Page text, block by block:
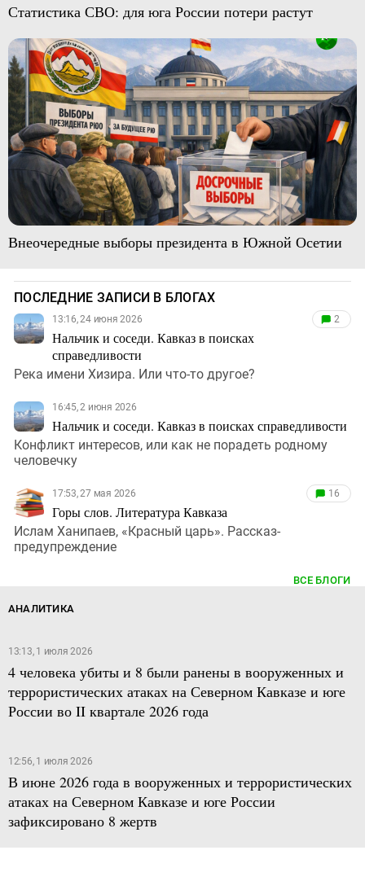
Статистика СВО: для юга России потери растут
Внеочередные выборы президента в Южной Осетии
ПОСЛЕДНИЕ ЗАПИСИ В БЛОГАХ
13:16, 24 июня 2026
Нальчик и соседи. Кавказ в поисках
справедливости
2
Река имени Хизира. Или что-то другое?
16:45, 2 июня 2026
Нальчик и соседи. Кавказ в поисках справедливости
Конфликт интересов, или как не порадеть родному
человечку
17:53, 27 мая 2026
Горы слов. Литература Кавказа
16
Ислам Ханипаев, «Красный царь». Рассказ-
предупреждение
ВСЕ БЛОГИ
АНАЛИТИКА
13:13, 1 июля 2026
4 человека убиты и 8 были ранены в вооруженных и
террористических атаках на Северном Кавказе и юге
России во II квартале 2026 года
12:56, 1 июля 2026
В июне 2026 года в вооруженных и террористических
атаках на Северном Кавказе и юге России
зафиксировано 8 жертв